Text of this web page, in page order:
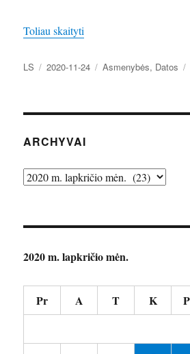
Toliau skaityti
Autorius
LS Paskelbta
2020-11-24 Kategorijos
Asmenybės, Datos
ARCHYVAI
Archyvai
2020 m. lapkričio mėn.
Pr A T K